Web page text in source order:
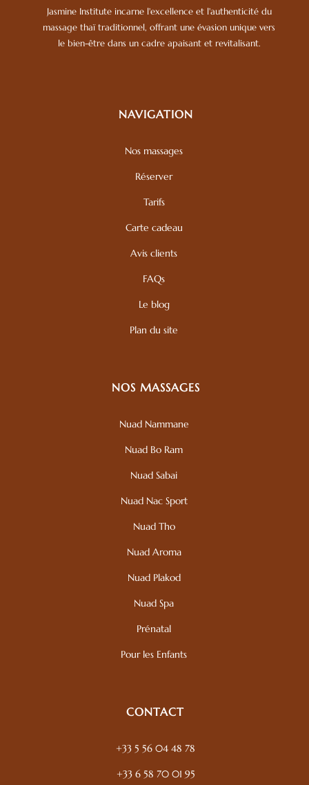
Jasmine Institute incarne l'excellence et l'authenticité du
massage thaï traditionnel, offrant une évasion unique vers
le bien-être dans un cadre apaisant et revitalisant.
NAVIGATION
Nos massages
Réserver
Tarifs
Carte cadeau
Avis clients
FAQs
Le blog
Plan du site
NOS MASSAGES
Nuad Nammane
Nuad Bo Ram
Nuad Sabai
Nuad Nac Sport
Nuad Tho
Nuad Aroma
Nuad Plakod
Nuad Spa
Prénatal
Pour les Enfants
CONTACT
+33 5 56 04 48 78
+33 6 58 70 01 95